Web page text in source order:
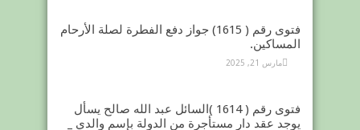
فتوى رقم ( 1615) جواز دفع الفطرة لصلة الأرحام
المساكين.
مارس 21, 2025
فتوى رقم ( 1614 )السائل عبد الله صالح يسأل
يوجد عقد دار مستأجرة من الدولة بإسم والدي _